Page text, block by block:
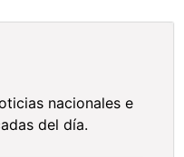
nacionales e
del día.